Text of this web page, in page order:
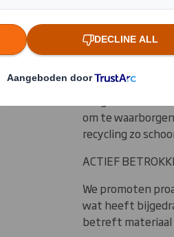
Omdat wij de
hebben we meer
Papierstromen
aangewezen
om te
recycling zo
ACTIEF
We promoten
wat heeft
betreft materiaal